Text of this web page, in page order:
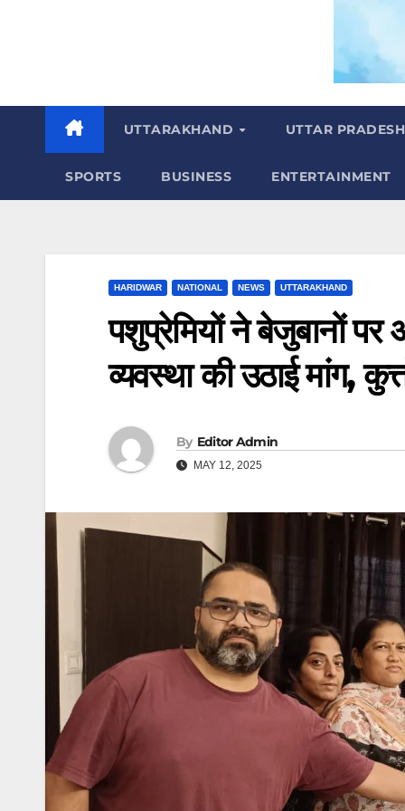
UTTARAKHAND UTTAR PRADESH
SPORTS BUSINESS ENTERTAINMENT
HARIDWAR NATIONAL NEWS UTTARAKHAND
पशुप्रेमियों ने बेजुबानों पर
व्यवस्था की उठाई मांग,
By Editor Admin
MAY 12, 2025